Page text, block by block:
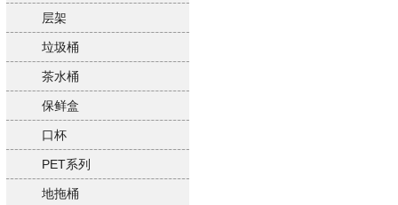
层架
垃圾桶
茶水桶
保鲜盒
口杯
PET系列
地拖桶